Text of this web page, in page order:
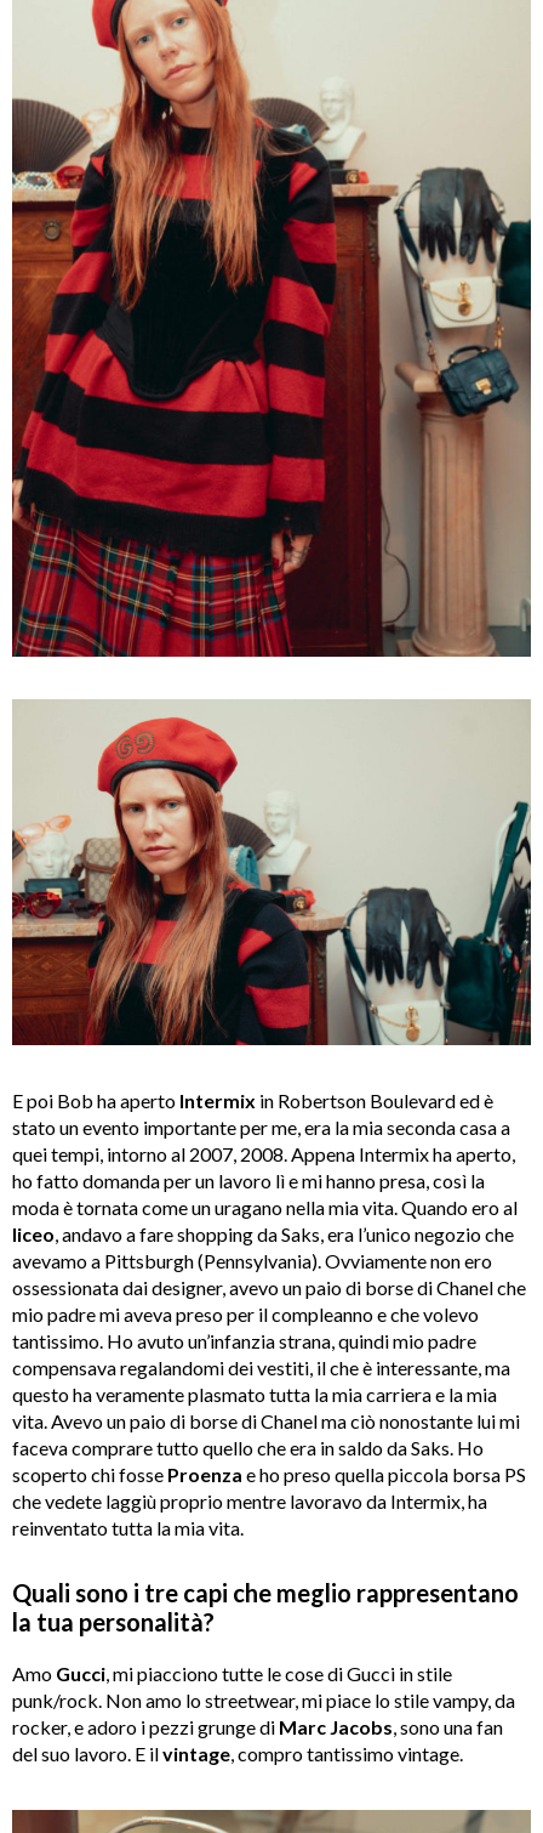
E poi Bob ha aperto Intermix in Robertson Boulevard ed è
stato un evento importante per me, era la mia seconda casa a
quei tempi, intorno al 2007, 2008. Appena Intermix ha aperto,
ho fatto domanda per un lavoro lì e mi hanno presa, così la
moda è tornata come un uragano nella mia vita. Quando ero al
liceo, andavo a fare shopping da Saks, era l’unico negozio che
avevamo a Pittsburgh (Pennsylvania). Ovviamente non ero
ossessionata dai designer, avevo un paio di borse di Chanel che
mio padre mi aveva preso per il compleanno e che volevo
tantissimo. Ho avuto un’infanzia strana, quindi mio padre
compensava regalandomi dei vestiti, il che è interessante, ma
questo ha veramente plasmato tutta la mia carriera e la mia
vita. Avevo un paio di borse di Chanel ma ciò nonostante lui mi
faceva comprare tutto quello che era in saldo da Saks. Ho
scoperto chi fosse Proenza e ho preso quella piccola borsa PS
che vedete laggiù proprio mentre lavoravo da Intermix, ha
reinventato tutta la mia vita.
Quali sono i tre capi che meglio rappresentano
la tua personalità?
Amo Gucci, mi piacciono tutte le cose di Gucci in stile
punk/rock. Non amo lo streetwear, mi piace lo stile vampy, da
rocker, e adoro i pezzi grunge di Marc Jacobs, sono una fan
del suo lavoro. E ilvintage, compro tantissimo vintage.